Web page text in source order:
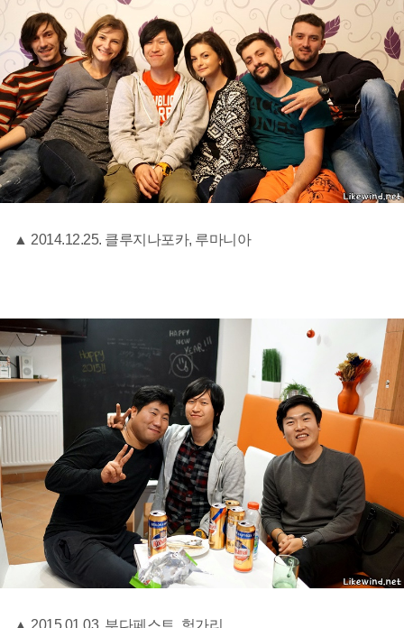
▲ 2014.12.25. 클루지나포카, 루마니아
▲ 2015.01.03. 부다페스트, 헝가리